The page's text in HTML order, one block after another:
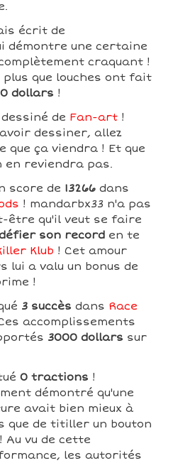
écrit de
démontre une certaine
craquant !
plus que louches ont fait
0 dollars !
de Fan-art !
dessiner, allez
que ça viendra ! Et que
en reviendra pas.
score de 13266 dans
! mandarbx33 n'a pas
être qu'il veut se faire
son record en te
Klub ! Cet amour
lui a valu un bonus de
!
3 succès dans Race
accomplissements
3000 dollars sur
0 tractions !
démontré qu'une
avait bien mieux à
que de titiller un bouton
Au vu de cette
les autorités